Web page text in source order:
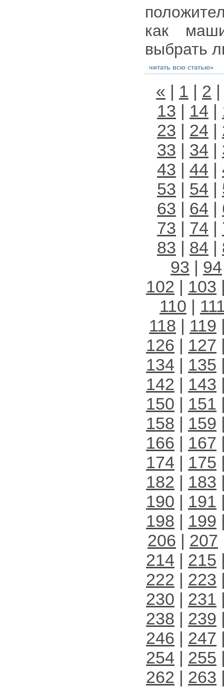
как
выбрать
читать всю статью»
« | 1 | 2
13 | 14 |
23 | 24 |
33 | 34 |
43 | 44 |
53 | 54 |
63 | 64 |
73 | 74 |
83 | 84 |
93 | 94
102 | 103
110 |
118 | 119
126 | 127
134 | 135
142 | 143
150 | 151
158 | 159
166 | 167
174 | 175
182 | 183
190 | 191
198 | 199
206 | 207
214 | 215
222 | 223
230 | 231
238 | 239
246 | 247
254 | 255
262 | 263